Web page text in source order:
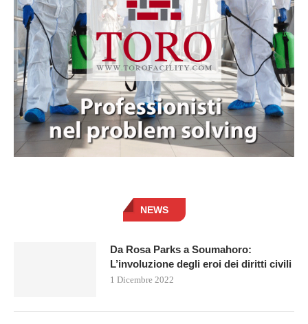
NEWS
Da Rosa Parks a Soumahoro:
L’involuzione degli eroi dei diritti civili
1 Dicembre 2022